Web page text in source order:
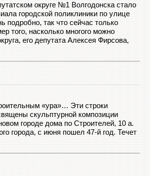
округе №1 Волгодонска стало
городской поликлиники по улице
подробно, так что сейчас только
того, насколько многого можно
его депутата Алексея Фирсова,
«ура»… Эти строки
скульптурной композиции
городе дома по Строителей, 10 а.
города, с июня пошел 47-й год. Течет